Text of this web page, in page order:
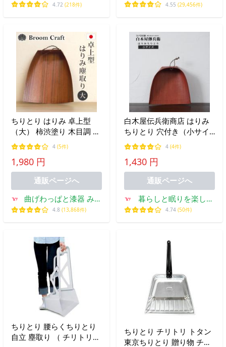
4.72 (218件) 4.55 (29,456件)
ちりとり はりみ 卓上型
（大） 柿渋塗り 木目調 日
本製 ハリミ 塵取り チリト
リ 穴付き 国産 室内 おし
ゃれ 軽い Broom Craft 深
海産業 掃き掃除 掃除道具
4 (5件)
1,980 円
通販ページへ
曲げわっぱと漆器 みよ
し漆器本舗
4.8 (13,868件)
白木屋伝兵衛商店 はりみ
ちりとり 穴付き（小サイ
ズ） 棕櫚紐付 塵取り チリ
トリ おしゃれ 昭和レトロ
かわいい 室内 屋内 日本製
ギフト
4 (4件)
1,430 円
通販ページへ
暮らしと眠りを楽しむ
店 和っふる
4.74 (50件)
ちりとり 腰らくちりとり
自立 塵取り （ チリトリ
ちりとり チリトリ トタン
東京ちりとり 贈り物 チリ